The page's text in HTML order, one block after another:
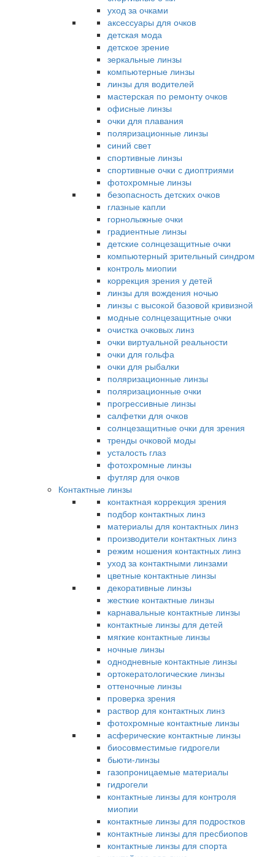
уход за очками
аксессуары для очков
детская мода
детское зрение
зеркальные линзы
компьютерные линзы
линзы для водителей
мастерская по ремонту очков
офисные линзы
очки для плавания
поляризационные линзы
синий свет
спортивные линзы
спортивные очки с диоптриями
фотохромные линзы
безопасность детских очков
глазные капли
горнолыжные очки
градиентные линзы
детские солнцезащитные очки
компьютерный зрительный синдром
контроль миопии
коррекция зрения у детей
линзы для вождения ночью
линзы с высокой базовой кривизной
модные солнцезащитные очки
очистка очковых линз
очки виртуальной реальности
очки для гольфа
очки для рыбалки
поляризационные линзы
поляризационные очки
прогрессивные линзы
салфетки для очков
солнцезащитные очки для зрения
тренды очковой моды
усталость глаз
фотохромные линзы
футляр для очков
Контактные линзы
контактная коррекция зрения
подбор контактных линз
материалы для контактных линз
производители контактных линз
режим ношения контактных линз
уход за контактными линзами
цветные контактные линзы
декоративные линзы
жесткие контактные линзы
карнавальные контактные линзы
контактные линзы для детей
мягкие контактные линзы
ночные линзы
однодневные контактные линзы
ортокератологические линзы
оттеночные линзы
проверка зрения
раствор для контактных линз
фотохромные контактные линзы
асферические контактные линзы
биосовместимые гидрогели
бьюти-линзы
газопроницаемые материалы
гидрогели
контактные линзы для контроля
миопии
контактные линзы для подростков
контактные линзы для пресбиопов
контактные линзы для спорта